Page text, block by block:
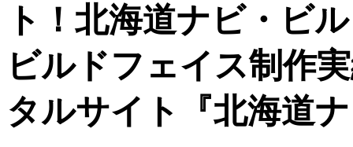
ト！北海道ナビ・ビ
ビルドフェイス制作
タルサイト『北海道